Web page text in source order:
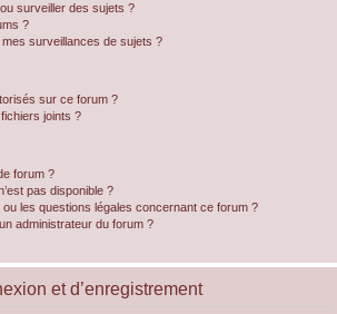
surveiller des sujets ?
?
surveillances de sujets ?
sur ce forum ?
joints ?
forum ?
pas disponible ?
les questions légales concernant ce forum ?
administrateur du forum ?
et d’enregistrement